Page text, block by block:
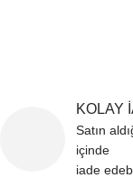
KOLAY
Satın
içinde
iade